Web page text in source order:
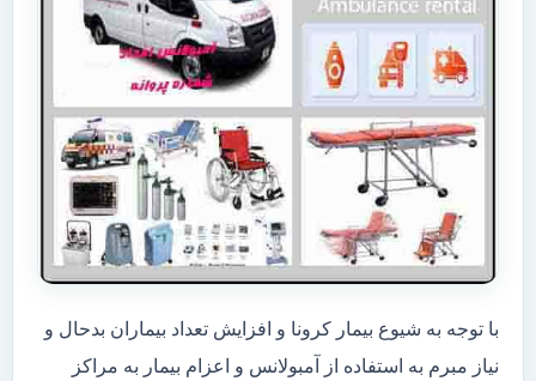
با توجه به شیوع بیمار کرونا و افزایش تعداد بیماران بدحال و
نیاز مبرم به استفاده از آمبولانس و اعزام بیمار به مراکز